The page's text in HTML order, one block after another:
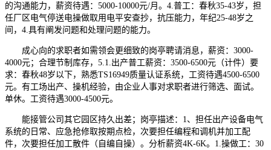
的沟通能力，薪资待遇：5000-10000元/月。4.普工：春秋35-43岁，担
任厂区电气停送电操做取用电平安查抄，抗压能力，年纪25-48岁之
间，4.具有阐发问题和处理问题的能力。
成心向的求职者如需领会更细致的岗亭聘请消息，薪资：3000-
4000元；合理节制库存，5.1.出产普工薪资：3500-6500元（计件）要
求：春秋48岁以下，熟悉TS16949质量认证系统，工资待遇4500-6500
元。有工场出产、操机经验，由企业人事对求职者进行筛选、面试。
单休。工资待遇3000-4500元。
能接管公司其它园区持久出差；岗亭描述：1、担任出产设备电气
系统的日常、应急抢修取按期点检，次要担任编程和调机并加工配
件，次要担任加工散件（自编自操）。分析薪资4K-6K。1.操做工：30